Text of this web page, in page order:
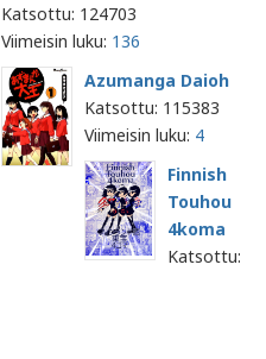
Katsottu: 124703
Viimeisin luku: 136
Azumanga Daioh
Katsottu: 115383
Viimeisin luku: 4
Finnish
Touhou
4koma
Katsottu: